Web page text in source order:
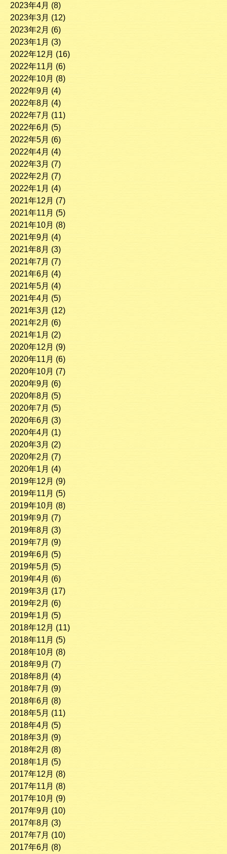
2023年4月 (8)
2023年3月 (12)
2023年2月 (6)
2023年1月 (3)
2022年12月 (16)
2022年11月 (6)
2022年10月 (8)
2022年9月 (4)
2022年8月 (4)
2022年7月 (11)
2022年6月 (5)
2022年5月 (6)
2022年4月 (4)
2022年3月 (7)
2022年2月 (7)
2022年1月 (4)
2021年12月 (7)
2021年11月 (5)
2021年10月 (8)
2021年9月 (4)
2021年8月 (3)
2021年7月 (7)
2021年6月 (4)
2021年5月 (4)
2021年4月 (5)
2021年3月 (12)
2021年2月 (6)
2021年1月 (2)
2020年12月 (9)
2020年11月 (6)
2020年10月 (7)
2020年9月 (6)
2020年8月 (5)
2020年7月 (5)
2020年6月 (3)
2020年4月 (1)
2020年3月 (2)
2020年2月 (7)
2020年1月 (4)
2019年12月 (9)
2019年11月 (5)
2019年10月 (8)
2019年9月 (7)
2019年8月 (3)
2019年7月 (9)
2019年6月 (5)
2019年5月 (5)
2019年4月 (6)
2019年3月 (17)
2019年2月 (6)
2019年1月 (5)
2018年12月 (11)
2018年11月 (5)
2018年10月 (8)
2018年9月 (7)
2018年8月 (4)
2018年7月 (9)
2018年6月 (8)
2018年5月 (11)
2018年4月 (5)
2018年3月 (9)
2018年2月 (8)
2018年1月 (5)
2017年12月 (8)
2017年11月 (8)
2017年10月 (9)
2017年9月 (10)
2017年8月 (3)
2017年7月 (10)
2017年6月 (8)